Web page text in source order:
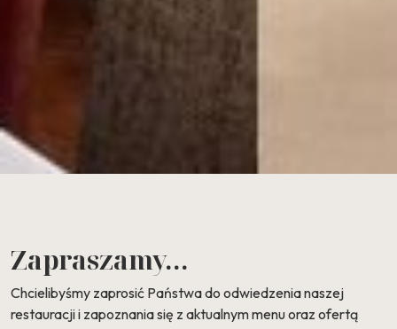
Zapraszamy...
Chcielibyśmy zaprosić Państwa do odwiedzenia naszej
restauracji i zapoznania się z aktualnym menu oraz ofertą